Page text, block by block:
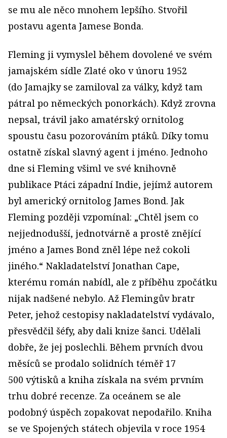
se mu ale něco mnohem lepšího. Stvořil
postavu agenta Jamese Bonda.
Fleming ji vymyslel během dovolené ve svém
jamajském sídle Zlaté oko v únoru 1952
(do Jamajky se zamiloval za války, když tam
pátral po německých ponorkách). Když zrovna
nepsal, trávil jako amatérský ornitolog
spoustu času pozorováním ptáků. Díky tomu
ostatně získal slavný agent i jméno. Jednoho
dne si Fleming všiml ve své knihovně
publikace Ptáci západní Indie, jejímž autorem
byl americký ornitolog James Bond. Jak
Fleming později vzpomínal: „Chtěl jsem co
nejjednodušší, jednotvárně a prostě znějící
jméno a James Bond zněl lépe než cokoli
jiného.“ Nakladatelství Jonathan Cape,
kterému román nabídl, ale z příběhu zpočátku
nijak nadšené nebylo. Až Flemingův bratr
Peter, jehož cestopisy nakladatelství vydávalo,
přesvědčil šéfy, aby dali knize šanci. Udělali
dobře, že jej poslechli. Během prvních dvou
měsíců se prodalo solidních téměř 17
500 výtisků a kniha získala na svém prvním
trhu dobré recenze. Za oceánem se ale
podobný úspěch zopakovat nepodařilo. Kniha
se ve Spojených státech objevila v roce 1954